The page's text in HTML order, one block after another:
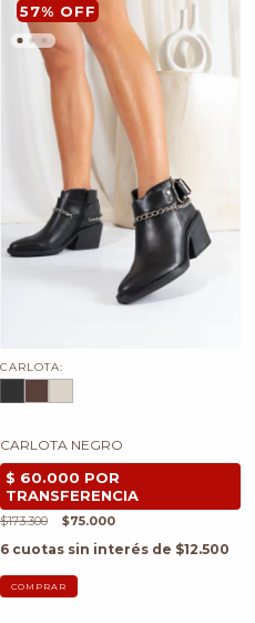
57% OFF
CARLOTA:
CARLOTA NEGRO
$173.300 $75.000
6 cuotas sin interés de $12.500
COMPRAR